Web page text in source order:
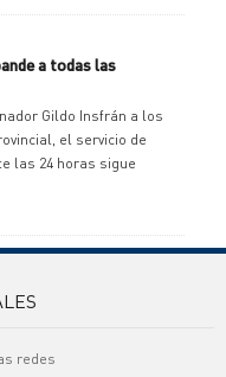
a todas las
Gildo Insfrán a los
el servicio de
las 24 horas sigue
redes